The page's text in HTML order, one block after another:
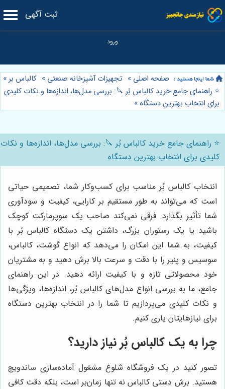
ثبت آگهی
صفحه اصلی » تجهیزات آشپزخانه صنعتی » کالباس بر»
⭐️ راهنمای جامع خرید کالباس بُر 🔪: بررسی مدل‌ها، اندازه‌ها و نکات کلیدی
برای انتخاب بهترین دستگاه»
⭐️ راهنمای جامع خرید کالباس بُر 🔪: بررسی مدل‌ها، اندازه‌ها و نکات
کلیدی برای انتخاب بهترین دستگاه
انتخاب کالباس بُر مناسب برای کسب‌وکار شما، تصمیمی حیاتی
است که می‌تواند به طور مستقیم بر کارایی، کیفیت و سودآوری
شما تأثیر بگذارد. فرقی نمی‌کند صاحب یک سوپرمارکت کوچک
باشید یا یک رستوران بزرگ، داشتن یک دستگاه کالباس بُر با
کیفیت، به شما این امکان را می‌دهد که انواع گوشت، کالباس،
سوسیس و پنیر را با دقت و سرعت بالا برش دهید و به مشتریان
خود محصولاتی تازه و با کیفیت ارائه دهید. در این راهنمای
جامع، ما به بررسی انواع مدل‌های کالباس بُر، اندازه‌ها، ویژگی‌ها
و نکات کلیدی می‌پردازیم تا شما را در انتخاب بهترین دستگاه
برای نیازهایتان یاری کنیم.
چرا به یک کالباس بُر نیاز دارید؟
تصور کنید در یک فروشگاه شلوغ مشغول آماده‌سازی ساندویچ
هستید. برش دستی کالباس نه تنها زمان‌بر است، بلکه دقت کافی